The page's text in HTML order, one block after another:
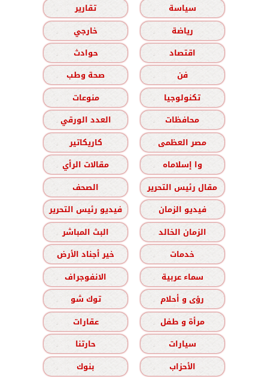
سياسة
تقارير
رياضة
خارجي
اقتصاد
حوادث
فن
صحة وطب
تكنولوجيا
منوعات
محافظات
العدد الورقي
مصر العظمى
كاريكاتير
وا إسلاماه
مقالات الرأي
مقال رئيس التحرير
الصحف
فيديو الزمان
فيديو رئيس التحرير
الزمان الخالد
البث المباشر
خدمات
خير أجناد الأرض
سماء عربية
الانفوجراف
رؤى و أحلام
توك شو
مرأة و طفل
عقارات
سيارات
حارتنا
الأحزاب
بنوك